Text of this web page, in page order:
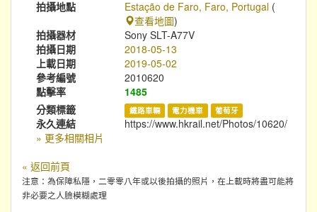
拍攝地點 Estação de Faro, Faro, Portugal (
查看地圖)
拍攝器材
Sony SLT-A77V
拍攝日期
2018-05-13
上載日期
2019-05-02
參考編號
2010620
點擊率
1485
分類標籤
鐵路車輛 電力機車 葡萄牙
永久連結
https://www.hkrail.net/Photos/10620/
» 更多相關相片
« 返回前頁
注意：為保障私隱，二零零八年或以後拍攝的照片，在上載時將盡可能將
非必要之人臉模糊處理